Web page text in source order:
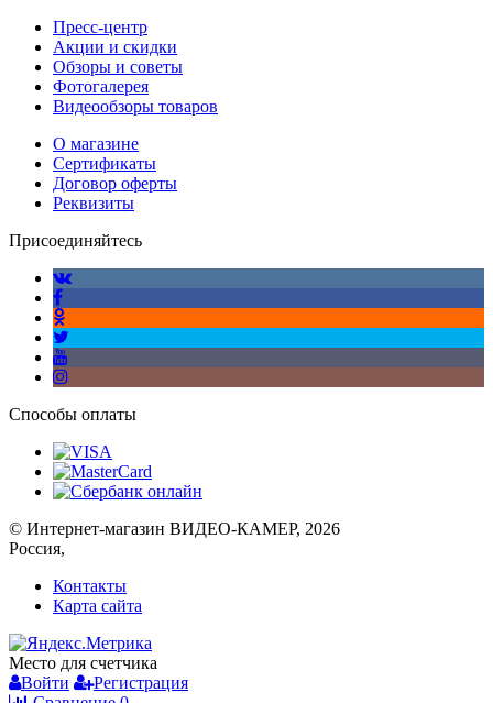
Пресс-центр
Акции и скидки
Обзоры и советы
Фотогалерея
Видеообзоры товаров
О магазине
Сертификаты
Договор оферты
Реквизиты
Присоединяйтесь
Способы оплаты
© Интернет-магазин ВИДЕО-КАМЕР, 2026
Россия,
Контакты
Карта сайта
Место для счетчика
Войти
Регистрация